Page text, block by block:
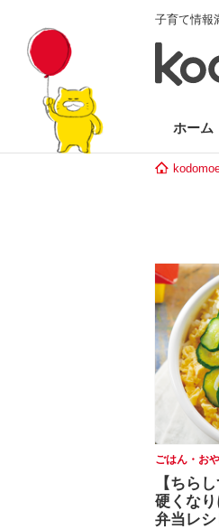
子育て情報
ホーム
ごはん・お
【ちら
硬くな
弁当レ